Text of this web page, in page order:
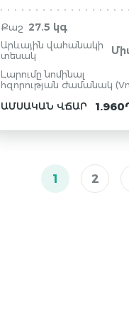
Քաշ 27.5 կգ
Արևային վահանակի
տեսակ
Լարումը նոմինալ
հզորության ժամանակ
ԱՄՍԱԿԱՆ ՎՃԱՐ
1 2